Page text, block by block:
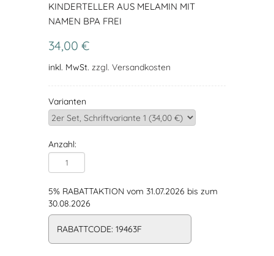
KINDERTELLER AUS MELAMIN MIT
NAMEN BPA FREI
34,00 €
inkl. MwSt. zzgl. Versandkosten
Varianten
Anzahl:
5% RABATTAKTION vom 31.07.2026 bis zum
30.08.2026
RABATTCODE: 19463F